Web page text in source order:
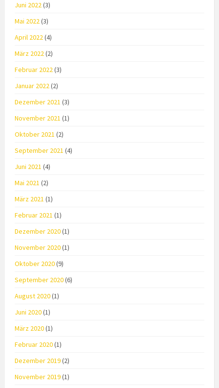
Juni 2022(3)
Mai 2022(3)
April 2022(4)
März 2022(2)
Februar 2022(3)
Januar 2022(2)
Dezember 2021 (3)
November 2021 (1)
Oktober 2021 (2)
September 2021 (4)
Juni 2021 (4)
Mai 2021 (2)
März 2021 (1)
Februar 2021 (1)
Dezember 2020(1)
November 2020(1)
Oktober 2020(9)
September 2020(6)
August 2020(1)
Juni 2020(1)
März 2020(1)
Februar 2020(1)
Dezember 2019(2)
November 2019(1)